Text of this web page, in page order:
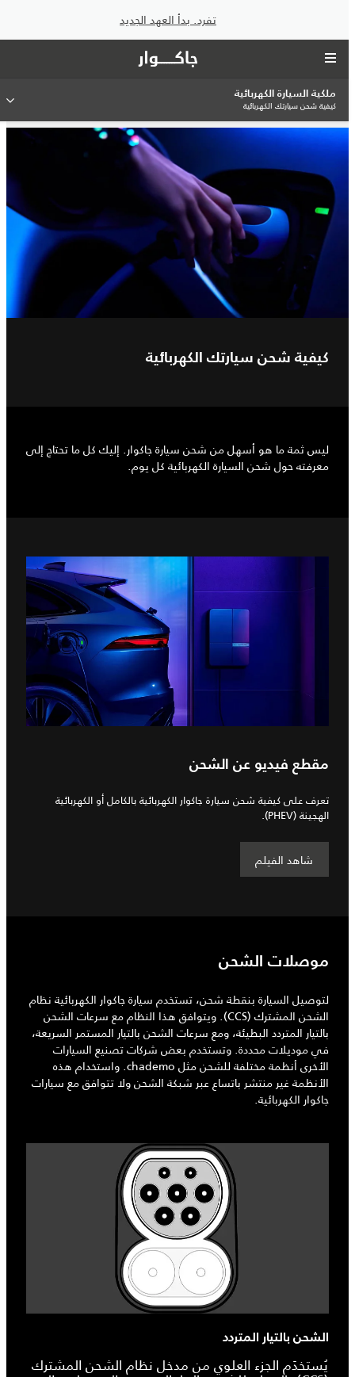
تفرد. بدأ العهد الجديد
ملكية السيارة الكهربائية
كيفية شحن سيارتك الكهربائية
كيفية شحن سيارتك الكهربائية
ليس ثمة ما هو أسهل من شحن سيارة جاكوار. إليك كل ما تحتاج إلى
معرفته حول شحن السيارة الكهربائية كل يوم.
مقطع فيديو عن الشحن
تعرف على كيفية شحن سيارة جاكوار الكهربائية بالكامل أو الكهربائية
الهجينة (PHEV).
شاهد الفيلم
موصلات الشحن
لتوصيل السيارة بنقطة شحن، تستخدم سيارة جاكوار الكهربائية نظام
الشحن المشترك (CCS). ويتوافق هذا النظام مع سرعات الشحن
بالتيار المتردد البطيئة، ومع سرعات الشحن بالتيار المستمر السريعة،
في موديلات محددة. وتستخدم بعض شركات تصنيع السيارات
الأخرى أنظمة مختلفة للشحن مثل chademo. واستخدام هذه
الأنظمة غير منتشر باتساع عبر شبكة الشحن ولا تتوافق مع سيارات
جاكوار الكهربائية.
الشحن بالتيار المتردد
يُستخدَم الجزء العلوي من مدخل نظام الشحن المشترك